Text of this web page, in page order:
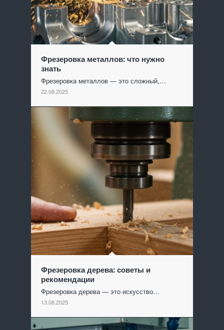
Фрезеровка металлов: что нужно
знать
Фрезеровка металлов — это сложный,…
22.08.2025
Фрезеровка дерева: советы и
рекомендации
Фрезеровка дерева — это искусство…
13.08.2025